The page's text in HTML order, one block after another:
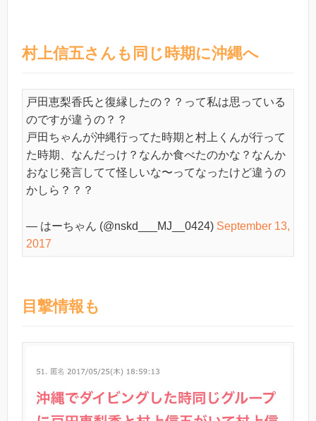
村上信五さんも同じ時期に沖縄へ
戸田恵梨香氏と復縁したの？？って私は思っている
のですが違うの？？
戸田ちゃんが沖縄行ってた時期と村上くんが行って
た時期、なんだっけ？なんか食べたのかな？なんか
おなじ発言してて怪しいな〜ってなったけど違うの
かしら？？？
— はーちゃん (@nskd___MJ__0424) September 13,
2017
目撃情報も